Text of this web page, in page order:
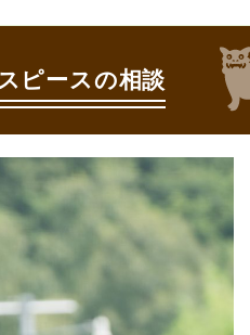
ピースの相談